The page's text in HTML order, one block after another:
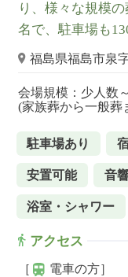
り、様々な規模
名で、駐車場も
福島県福島市泉
会場規模：少人数
(家族葬から一般葬
駐車場あり
安置可能 音
浴室・シャワー
アクセス
［
電車の方］